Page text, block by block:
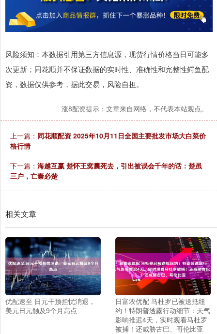
风险须知：本数据引用第三方信息源，现货行情价格当日可能多
次更新；同花顺并不保证数据的实时性、准确性和完整性鳄鱼配
资，数据仅供参考，据此交易，风险自担。
涨8配资提示：文章来自网络，不代表本站观点。
上一篇： 同花顺配资 2025年10月11日全国主要批发市场大白菜价
格行情
下一篇： 海越互赢 楚怀王窝囊死去，引出被误会千年的话：楚虽
三户，亡秦必楚
相关文章
优配速至 日元干预担忧消退，
美元日元触及9个月高点
日富农优配 马杜罗已被送抵纽
约！特朗普透露行动细节：天气
影响推迟4天，实时观看马杜罗
被捕！还威胁古巴、哥伦比亚